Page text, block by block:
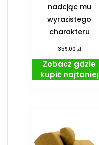
nadając mu
wyrazistego
charakteru
359,00 zł
Zobacz gdzie
kupić najtaniej